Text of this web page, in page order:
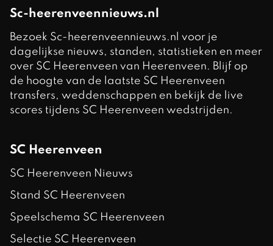
Sc-heerenveennieuws.nl
Bezoek Sc-heerenveennieuws.nl voor je
dagelijkse nieuws, standen, statistieken en meer
over SC Heerenveen van Heerenveen. Blijf op
de hoogte van de laatste SC Heerenveen
transfers, weddenschappen en bekijk de live
scores tijdens SC Heerenveen wedstrijden.
SC Heerenveen
SC Heerenveen Nieuws
Stand SC Heerenveen
Speelschema SC Heerenveen
Selectie SC Heerenveen